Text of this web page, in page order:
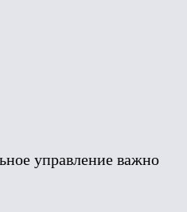
управление важно